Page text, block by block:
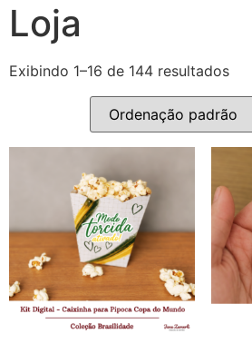
Loja
Exibindo 1–16 de 144 resultados